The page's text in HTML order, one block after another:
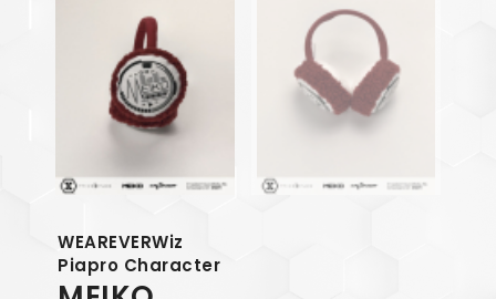
WEAREVERWiz
Piapro Character